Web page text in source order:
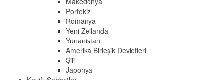
Portekiz
Romanya
Yeni Zellanda
Yunanistan
Amerika Birleşik Devletleri
Şili
Japonya